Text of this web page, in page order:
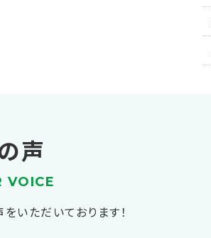
声
VOICE
いただいております！